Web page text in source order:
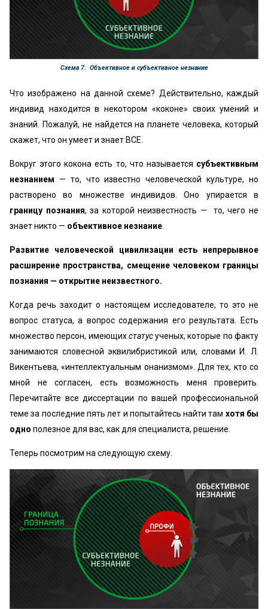
Схема 7. Объективное и субъективное незнание
Что изображено на данной схеме? Действительно, каждый
индивид находится в некотором «коконе» своих умений и
знаний. Пожалуй, не найдется на планете человека, который
скажет, что он умеет и знает ВСЕ.
Вокруг этого кокона есть то, что называется субъективным
незнанием — то, что известно человеческой культуре, но
растворено во множестве индивидов. Оно упирается в
границу познания, за которой неизвестность — то, чего не
знает никто — объективное незнание
Развитие человеческой цивилизации есть непрерывное
расширение пространства, смещение человеком границы
познания — открытие неизвестного.
Когда речь заходит о настоящем исследователе, то это не
вопрос статуса, а вопрос содержания его результата. Есть
множество персон, имеющихстатусученых, которые по факту
занимаются словесной эквилибристикой или, словами И. Л.
Викентьева, «интеллектуальным онанизмом». Для тех, кто со
мной не согласен, есть возможность меня проверить.
Перечитайте все диссертации по вашей профессиональной
теме за последние пять лет и попытайтесь найти там хотя бы
одно полезное для вас, как для специалиста, решение.
Теперь посмотрим на следующую схему.